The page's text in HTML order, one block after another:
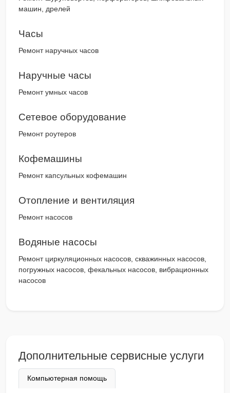
машин, дрелей
Часы
Ремонт наручных часов
Наручные часы
Ремонт умных часов
Сетевое оборудование
Ремонт роутеров
Кофемашины
Ремонт капсульных кофемашин
Отопление и вентиляция
Ремонт насосов
Водяные насосы
Ремонт циркуляционных насосов, скважинных насосов,
погружных насосов, фекальных насосов, вибрационных
насосов
Дополнительные сервисные услуги
Компьютерная помощь